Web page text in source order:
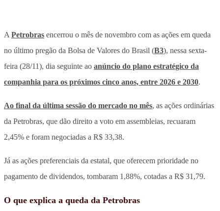
A Petrobras encerrou o mês de novembro com as ações em queda
no último pregão da Bolsa de Valores do Brasil (B3), nessa sexta-
feira (28/11), dia seguinte ao anúncio do plano estratégico da
companhia para os próximos cinco anos, entre 2026 e 2030.
Ao final da última sessão do mercado no mês, as ações ordinárias
da Petrobras, que dão direito a voto em assembleias, recuaram
2,45% e foram negociadas a R$ 33,38.
Já as ações preferenciais da estatal, que oferecem prioridade no
pagamento de dividendos, tombaram 1,88%, cotadas a R$ 31,79.
O que explica a queda da Petrobras